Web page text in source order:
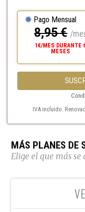
Pago Mensual
8,95 € /
1€/MES DURANTE
MESES
IVA incluido.
MÁS PLANES DE
Elige el que más